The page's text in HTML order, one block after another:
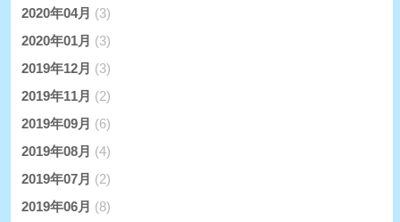
2020年04月 (3)
2020年01月 (3)
2019年12月 (3)
2019年11月 (2)
2019年09月 (6)
2019年08月 (4)
2019年07月 (2)
2019年06月 (8)